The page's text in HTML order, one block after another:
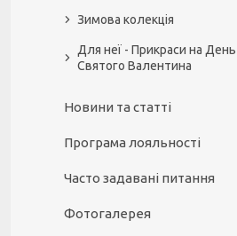
Зимова колекція
Для неї - Прикраси на День
Святого Валентина
Новини та статті
Програма лояльності
Часто задавані питання
Фотогалерея